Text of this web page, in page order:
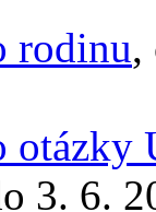
rodinu,
otázky
3. 6.